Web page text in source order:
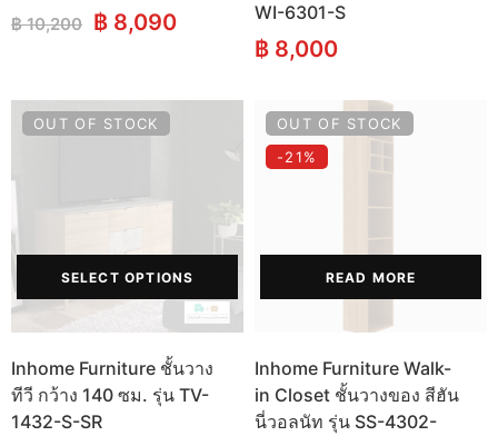
฿10,200 Original
฿ 10,200.
฿ 8,090Current
฿ 8,090.
WI-6301-S
฿ 8,000
OUT OF STOCK
SELECT OPTIONS
Inhome Furniture ชั้นวาง
ทีวี กว้าง 140 ซม. รุ่น TV-
1432-S-SR
OUT OF STOCK
-21%
READ MORE
Inhome Furniture Walk-
in Closet ชั้นวางของ สีฮัน
นี่วอลนัท รุ่น SS-4302-